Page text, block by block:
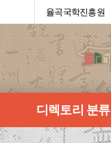
율곡국학진흥원
디렉토리 분류